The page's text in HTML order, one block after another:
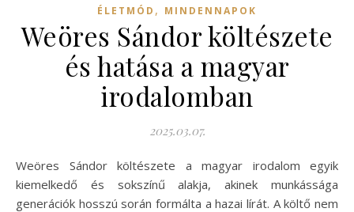
ÉLETMÓD , MINDENNAPOK
Weöres Sándor költészete
és hatása a magyar
irodalomban
2025.03.07.
Weöres Sándor költészete a magyar irodalom egyik
kiemelkedő és sokszínű alakja, akinek munkássága
generációk hosszú során formálta a hazai lírát. A költő nem